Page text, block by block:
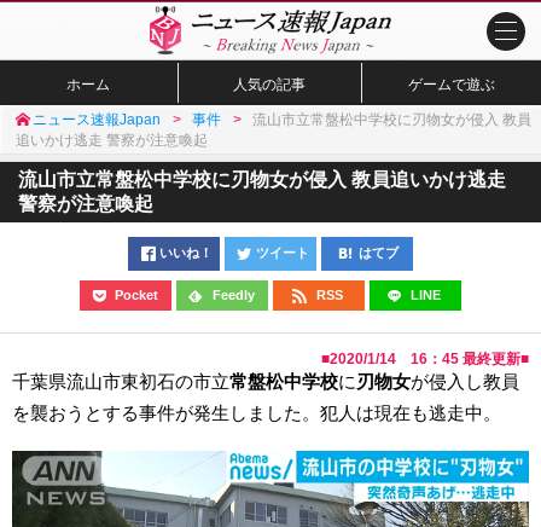
ホーム 人気の記事 ゲームで遊ぶ
ニュース速報Japan 事件
流山市立常盤松中学校に刃物女が侵入 教員
追いかけ逃走 警察が注意喚起
流山市立常盤松中学校に刃物女が侵入 教員追いかけ逃走
警察が注意喚起
いいね！ ツイート はてブ
Pocket Feedly RSS LINE
■2020/1/14 16：45 最終更新■
千葉県流山市東初石の市立常盤松中学校に刃物女が侵入し教員
を襲おうとする事件が発生しました。犯人は現在も逃走中。